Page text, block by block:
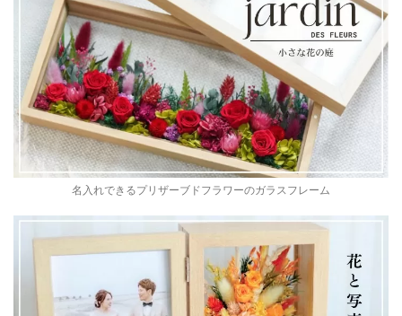
名入れできるプリザーブドフラワーのガラスフレーム